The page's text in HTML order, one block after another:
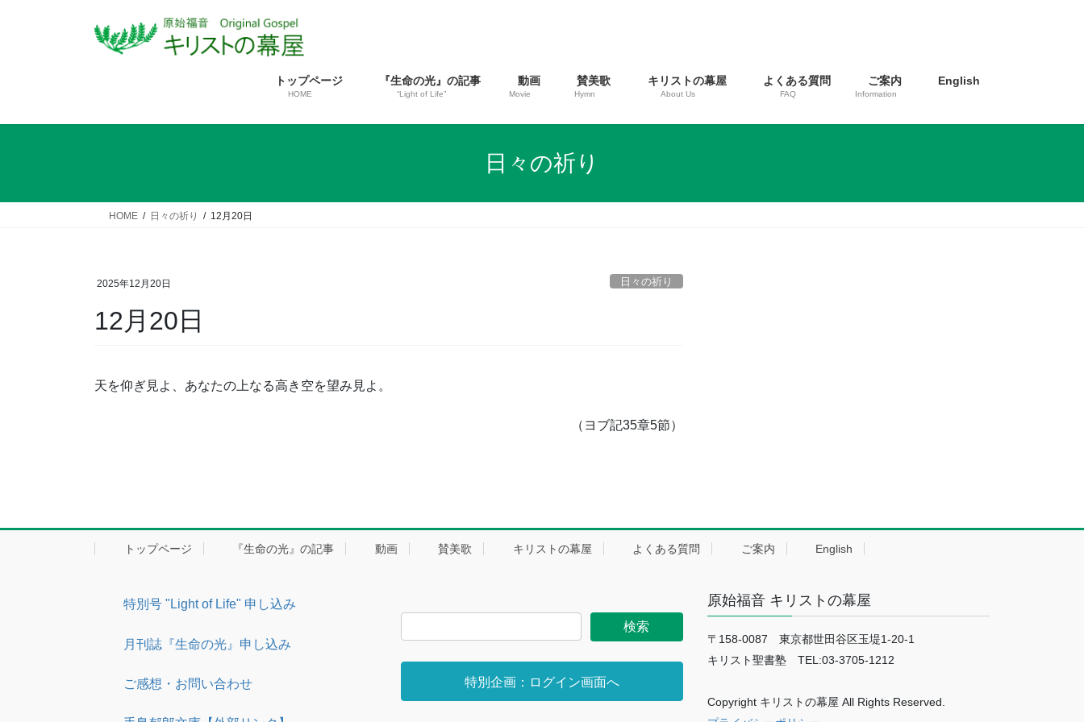
ス
ン
トップページ
HOME
『生命の光』の記事
“Light of Life”
動画
Movie
賛美歌
Hymn
キリストの幕屋
About Us
よくある質問
FAQ
ご案内
Information
English
日々の祈り
HOME 日々の祈り 12月20日
2025年12月20日 日々の祈り
12月20日
天を仰ぎ見よ、あなたの上なる高き空を望み見よ。
（ヨブ記35章5節）
トップページ 『生命の光』の記事 動画 賛美歌 キリストの幕屋 よくある質問 ご案内 English
特別号 "Light of Life" 申し込み
月刊誌『生命の光』申し込み
ご感想・お問い合わせ 特別企画：ログイン画面へ
原始福音 キリストの幕屋
〒158-0087 東京都世田谷区玉堤1-20-1
キリスト聖書塾 TEL:03-3705-1212
Copyright キリストの幕屋 All Rights Reserved.